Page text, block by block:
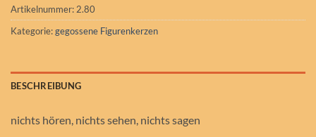
Artikelnummer: 2.80
Kategorie:gegossene Figurenkerzen
BESCHREIBUNG
nichts hören, nichts sehen, nichts sagen